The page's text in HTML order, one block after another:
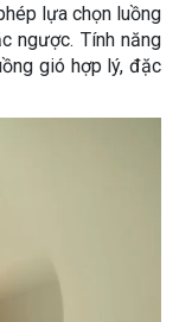
lựa chọn luồng
ngược. Tính năng
gió hợp lý, đặc